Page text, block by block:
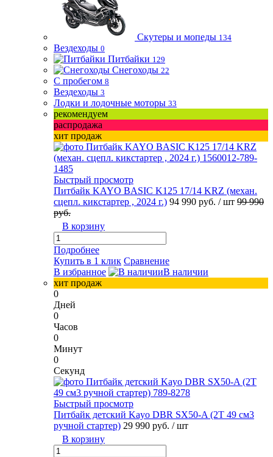
Скутеры и мопеды 134
Вездеходы 0
Питбайки 129
Снегоходы 22
С пробегом 8
Вездеходы 3
Лодки и лодочные моторы 33
рекомендуем
распродажа
хит продаж
Быстрый просмотр
Питбайк KAYO BASIC K125 17/14 KRZ (механ.
сцепл. кикстартер , 2024 г.) 94 990 руб. / шт 99 990
руб.
В корзину
Подробнее
Купить в 1 клик Сравнение
В избранное
В наличии
хит продаж
0
Дней
0
Часов
0
Минут
0
Секунд
Быстрый просмотр
Питбайк детский Kayo DBR SX50-A (2T 49 см3
ручной стартер) 29 990 руб. / шт
В корзину